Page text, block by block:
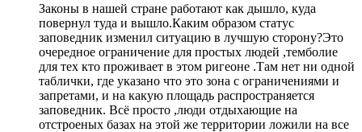
Законы в нашей стране работают как дышло, куда
повернул туда и вышло.Каким образом статус
заповедник изменил ситуацию в лучшую сторону?Это
очередное ограничение для простых людей ,темболие
для тех кто проживает в этом ригеоне .Там нет ни одной
таблички, где указано что это зона с ограничениями и
запретами, и на какую площадь распространяется
заповедник. Всё просто ,люди отдыхающие на
отстроеных базах на этой же территории ложили на все